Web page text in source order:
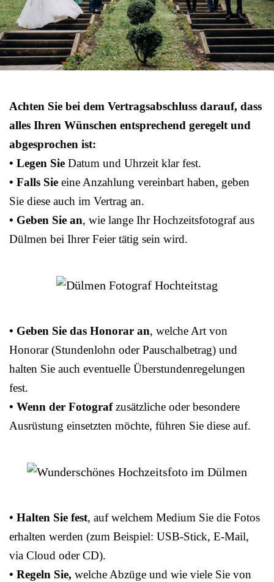
Achten Sie bei dem Vertragsabschluss darauf, dass
alles Ihren Wünschen entsprechend geregelt und
abgesprochen ist:
• Legen Sie Datum und Uhrzeit klar fest.
• Falls Sie eine Anzahlung vereinbart haben, geben
Sie diese auch im Vertrag an.
• Geben Sie an, wie lange Ihr Hochzeitsfotograf aus
Dülmen bei Ihrer Feier tätig sein wird.
• Geben Sie das Honorar an, welche Art von
Honorar (Stundenlohn oder Pauschalbetrag) und
halten Sie auch eventuelle Überstundenregelungen
fest.
• Wenn der Fotografzusätzliche oder besondere
Ausrüstung einsetzten möchte, führen Sie diese auf.
• Halten Sie fest, auf welchem Medium Sie die Fotos
erhalten werden (zum Beispiel: USB-Stick, E-Mail,
via Cloud oder CD).
• Regeln Sie, welche Abzüge und wie viele Sie von